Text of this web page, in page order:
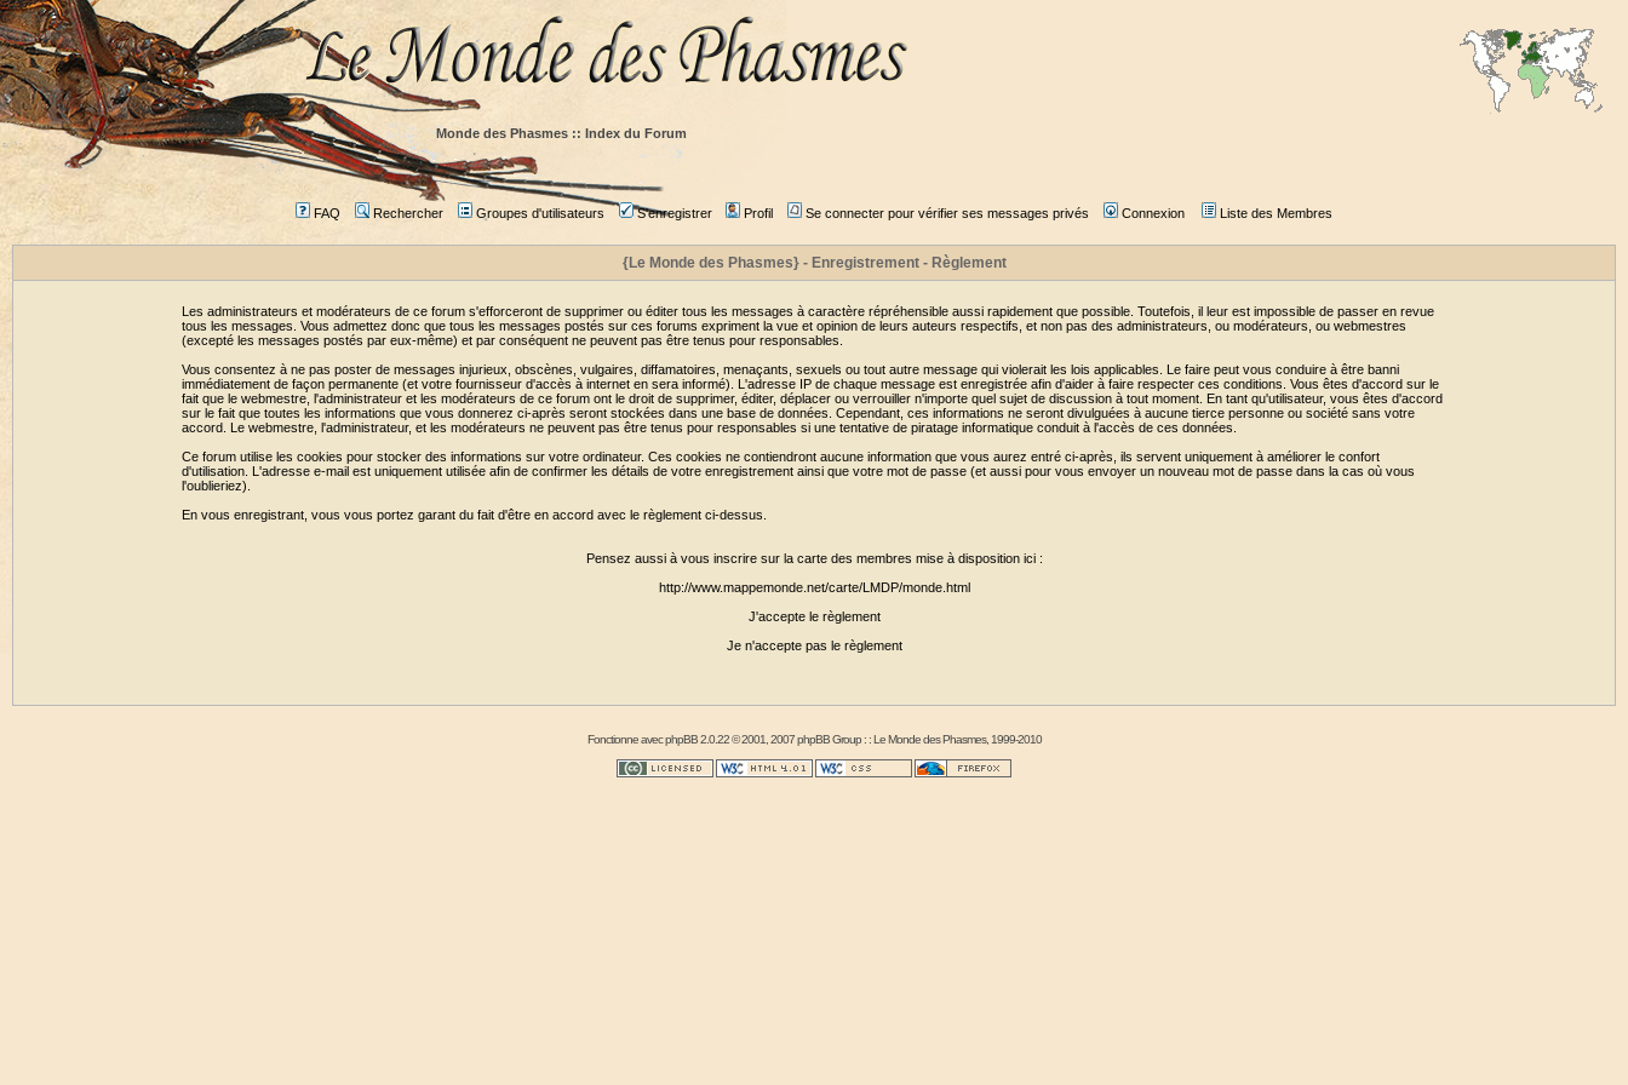
Monde des Phasmes :: Index du Forum
FAQ Rechercher Groupes d'utilisateurs S'enregistrer Profil Se connecter pour vérifier ses messages privés Connexion Liste des Membres
{Le Monde des Phasmes} - Enregistrement - Règlement
Les administrateurs et modérateurs de ce forum s'efforceront de supprimer ou éditer tous les messages à caractère répréhensible aussi rapidement que possible. Toutefois, il leur est impossible de passer en revue
tous les messages. Vous admettez donc que tous les messages postés sur ces forums expriment la vue et opinion de leurs auteurs respectifs, et non pas des administrateurs, ou modérateurs, ou webmestres
(excepté les messages postés par eux-même) et par conséquent ne peuvent pas être tenus pour responsables.
Vous consentez à ne pas poster de messages injurieux, obscènes, vulgaires, diffamatoires, menaçants, sexuels ou tout autre message qui violerait les lois applicables. Le faire peut vous conduire à être banni
immédiatement de façon permanente (et votre fournisseur d'accès à internet en sera informé). L'adresse IP de chaque message est enregistrée afin d'aider à faire respecter ces conditions. Vous êtes d'accord sur le
fait que le webmestre, l'administrateur et les modérateurs de ce forum ont le droit de supprimer, éditer, déplacer ou verrouiller n'importe quel sujet de discussion à tout moment. En tant qu'utilisateur, vous êtes d'accord
sur le fait que toutes les informations que vous donnerez ci-après seront stockées dans une base de données. Cependant, ces informations ne seront divulguées à aucune tierce personne ou société sans votre
accord. Le webmestre, l'administrateur, et les modérateurs ne peuvent pas être tenus pour responsables si une tentative de piratage informatique conduit à l'accès de ces données.
Ce forum utilise les cookies pour stocker des informations sur votre ordinateur. Ces cookies ne contiendront aucune information que vous aurez entré ci-après, ils servent uniquement à améliorer le confort
d'utilisation. L'adresse e-mail est uniquement utilisée afin de confirmer les détails de votre enregistrement ainsi que votre mot de passe (et aussi pour vous envoyer un nouveau mot de passe dans la cas où vous
l'oublieriez).
En vous enregistrant, vous vous portez garant du fait d'être en accord avec le règlement ci-dessus.
Pensez aussi à vous inscrire sur la carte des membres mise à disposition ici :
http://www.mappemonde.net/carte/LMDP/monde.html
J'accepte le règlement
Je n'accepte pas le règlement
Fonctionne avecphpBB2.0.22 © 2001, 2007 phpBB Group : :Le Monde des Phasmes, 1999-2010